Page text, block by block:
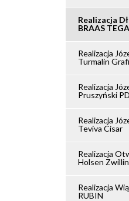
Realizacja
BRAAS
Realizacja
Turmalin
Realizacja
Pruszyński
Realizacja
Teviva Cisar
Realizacja
Holsen
Realizacja
RUBIN